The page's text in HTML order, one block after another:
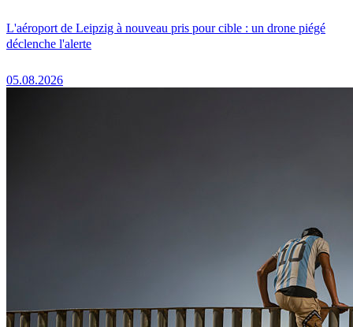
L'aéroport de Leipzig à nouveau pris pour cible : un drone piégé
déclenche l'alerte
05.08.2026